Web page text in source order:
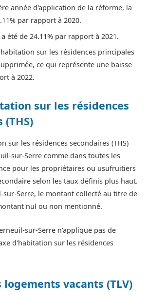
année d'application de la réforme, la
par rapport à 2020.
été de 24.11% par rapport à 2021.
sur les résidences principales
ce qui représente une baisse
à 2022.
sur les résidences
(THS)
sur les résidences secondaires (THS)
sur-Serre comme dans toutes les
pour les propriétaires ou usufruitiers
selon les taux définis plus haut.
sur-Serre, le montant collecté au titre de
nul ou non mentionné.
sur-Serre n'applique pas de
d'habitation sur les résidences
logements vacants (TLV)